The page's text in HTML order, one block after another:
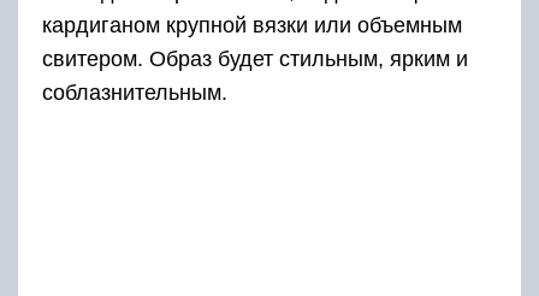
кардиганом крупной вязки или объемным
свитером. Образ будет стильным, ярким и
соблазнительным.